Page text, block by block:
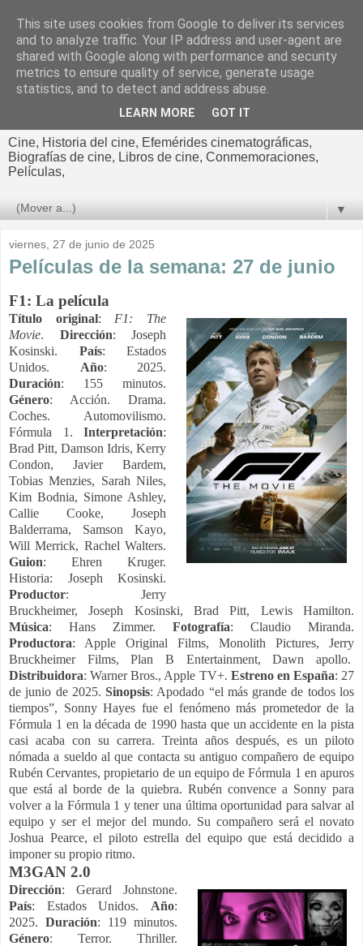
El cultural
cinematográfico de Jorge
Cine, Historia del cine, Efemérides cinematográficas,
Biografías de cine, Libros de cine, Conmemoraciones,
Películas,
▼
viernes, 27 de junio de 2025
Películas de la semana: 27 de junio
F1: La película
Título original: F1: The
Movie. Dirección: Joseph
Kosinski. País: Estados
Unidos. Año: 2025.
Duración: 155 minutos.
Género: Acción. Drama.
Coches. Automovilismo.
Fórmula 1.Interpretación:
Brad Pitt, Damson Idris, Kerry
Condon, Javier Bardem,
Tobias Menzies, Sarah Niles,
Kim Bodnia, Simone Ashley,
Callie Cooke, Joseph
Balderrama, Samson Kayo,
Will Merrick, Rachel Walters.
Guion: Ehren Kruger.
Historia: Joseph Kosinski.
Productor: Jerry
Bruckheimer, Joseph Kosinski, Brad Pitt, Lewis Hamilton.
Música: Hans Zimmer. Fotografía: Claudio Miranda.
Productora: Apple Original Films, Monolith Pictures, Jerry
Bruckheimer Films, Plan B Entertainment, Dawn apollo.
Distribuidora: Warner Bros., Apple TV+. Estreno en España: 27
de junio de 2025.Sinopsis: Apodado “el más grande de todos los
tiempos”, Sonny Hayes fue el fenómeno más prometedor de la
Fórmula 1 en la década de 1990 hasta que un accidente en la pista
casi acaba con su carrera. Treinta años después, es un piloto
nómada a sueldo al que contacta su antiguo compañero de equipo
Rubén Cervantes, propietario de un equipo de Fórmula 1 en apuros
que está al borde de la quiebra. Rubén convence a Sonny para
volver a la Fórmula 1 y tener una última oportunidad para salvar al
equipo y ser el mejor del mundo. Su compañero será el novato
Joshua Pearce, el piloto estrella del equipo que está decidido a
imponer su propio ritmo.
M3GAN 2.0
Dirección: Gerard Johnstone.
País: Estados Unidos. Año:
2025.Duración: 119 minutos.
Género: Terror. Thriller.
This site uses cookies from Google to deliver its services
and to analyze traffic. Your IP address and user-agent are
shared with Google along with performance and security
metrics to ensure quality of service, generate usage
statistics, and to detect and address abuse.
LEARN MORE GOT IT